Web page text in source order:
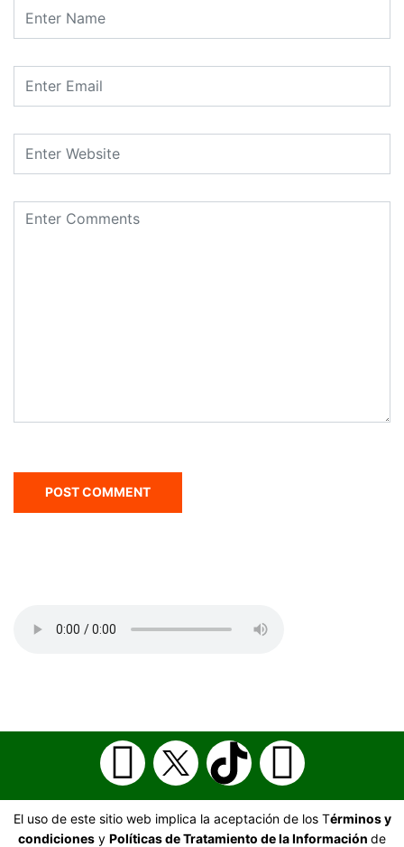
El uso de este sitio web implica la aceptación de los Términos y
condiciones y Políticas de Tratamiento de la Información de